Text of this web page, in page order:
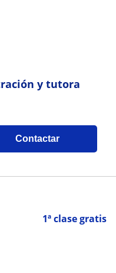
y tutora
Contactar
1ª clase gratis